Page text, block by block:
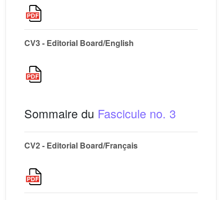
CV3 - Editorial Board/English
Sommaire du Fascicule no. 3
CV2 - Editorial Board/Français